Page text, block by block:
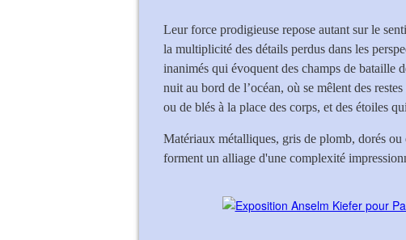
Leur force prodigieuse repose autant sur le
la multiplicité des détails perdus dans les
inanimés qui évoquent des champs de bataille
nuit au bord de l’océan, où se mêlent des
ou de blés à la place des corps, et des étoiles
Matériaux métalliques, gris de plomb, dorés ou
forment un alliage d'une complexité